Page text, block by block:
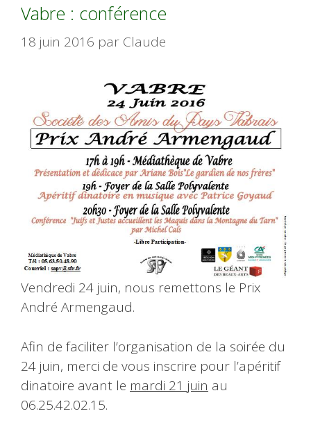
Vabre : conférence
18 juin 2016 par Claude
Vendredi 24 juin, nous remettons le Prix
André Armengaud.
Afin de faciliter l’organisation de la soirée du
24 juin, merci de vous inscrire pour l’apéritif
dinatoire avant le mardi 21 juin au
06.25.42.02.15.